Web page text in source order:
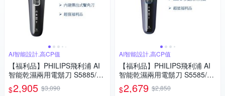
AI智能設計,高CP值
【福利品】PHILIPS飛利浦 AI
智能乾濕兩用電鬍刀 S5885/10
(一年保固)
$2,905 $3,090
AI智能設計,高CP值
【福利品】PHILIPS飛利浦 AI
智能乾濕兩用電鬍刀 S5585/20
(一年保固)
$2,679 $2,850